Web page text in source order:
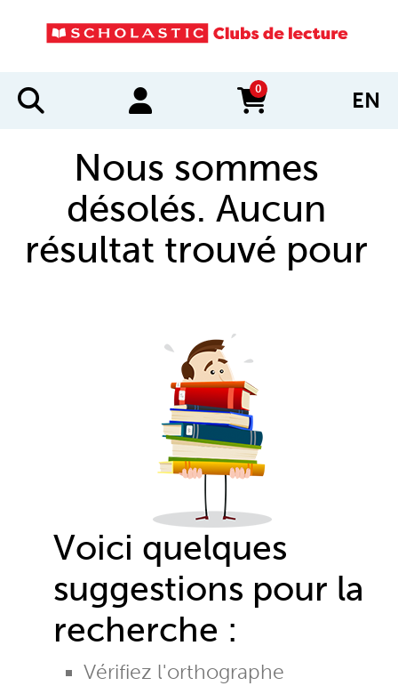
0
items in cart EN
Nous sommes
désolés. Aucun
résultat trouvé pour
Voici quelques
suggestions pour la
recherche :
Vérifiez l'orthographe